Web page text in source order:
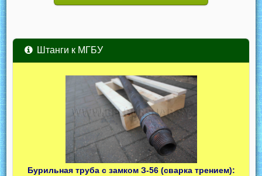
Штанги к МГБУ
Бурильная труба с замком З-56 (сварка трением):